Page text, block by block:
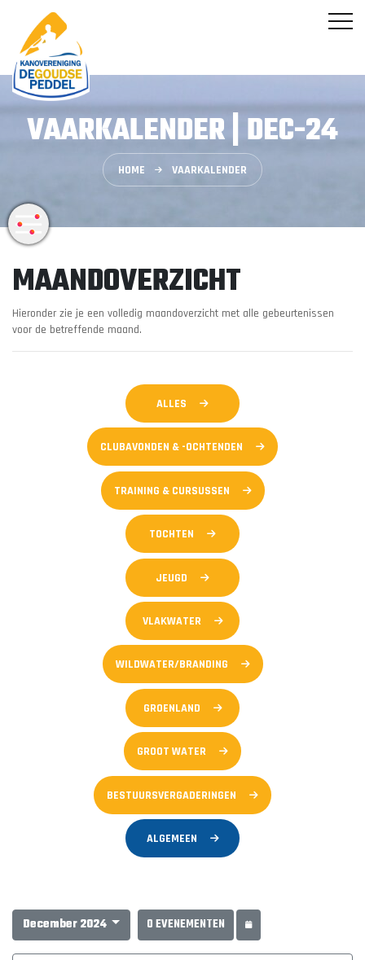
VAARKALENDER | DEC-24
HOME VAARKALENDER
MAANDOVERZICHT
Hieronder zie je een volledig maandoverzicht met alle gebeurtenissen
voor de betreffende maand.
ALLES
CLUBAVONDEN & -OCHTENDEN
TRAINING & CURSUSSEN
TOCHTEN
JEUGD
VLAKWATER
WILDWATER/BRANDING
GROENLAND
GROOT WATER
BESTUURSVERGADERINGEN
ALGEMEEN
December 2024 0 EVENEMENTEN